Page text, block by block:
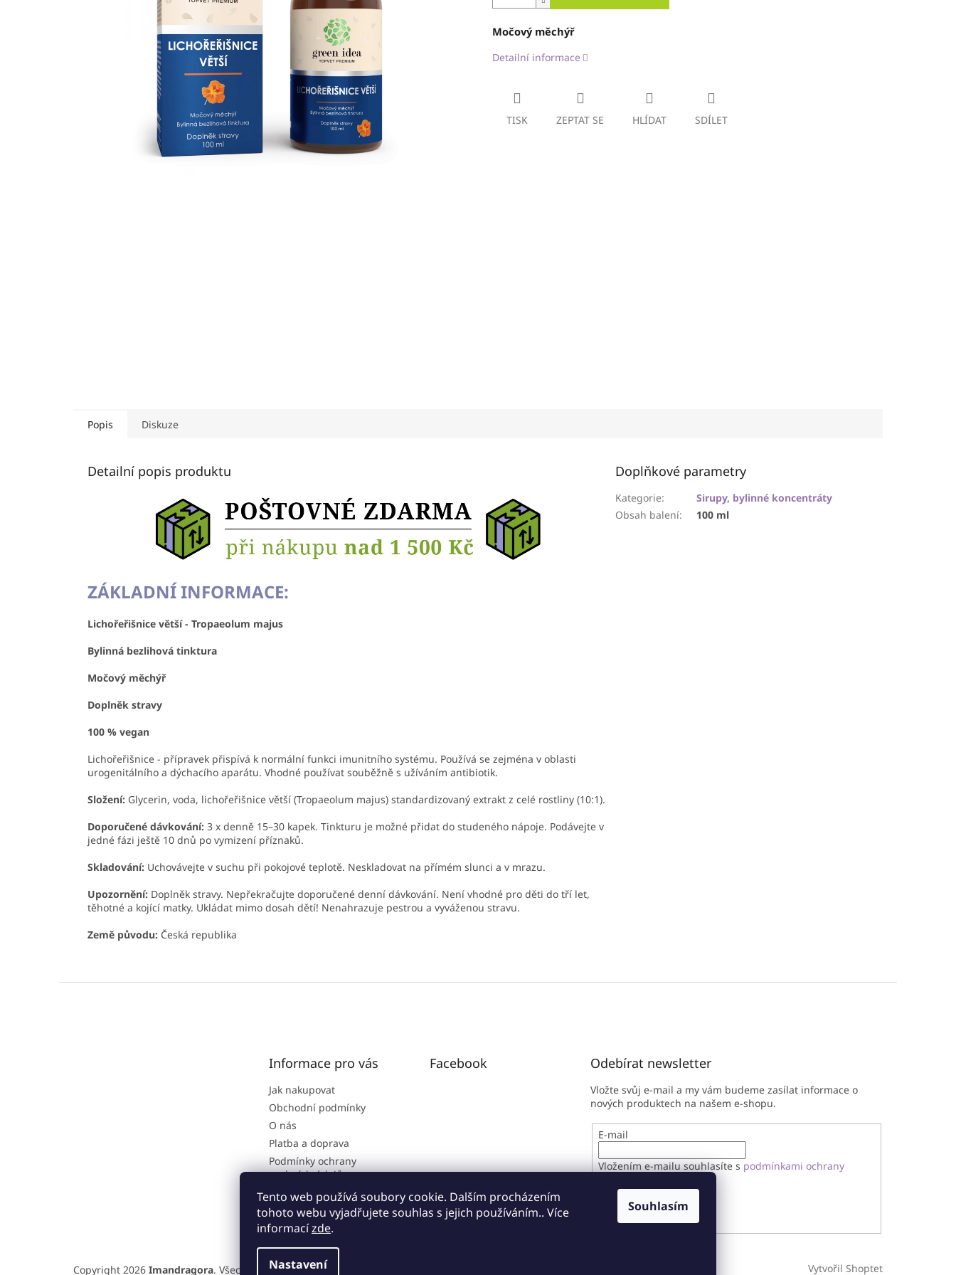
Tento web používá soubory cookie. Dalším procházením
tohoto webu vyjadřujete souhlas s jejich používáním.. Více
informacízde.
Nastavení
Souhlasím
Močový měchýř
Detailní informace
TISK ZEPTAT SE HLÍDAT SDÍLET
Popis Diskuze
Detailní popis produktu
ZÁKLADNÍ INFORMACE:
Lichořeřišnice větší - Tropaeolum majus
Bylinná bezlihová tinktura
Močový měchýř
Doplněk stravy
100 % vegan
Lichořeřišnice - přípravek přispívá k normální funkci imunitního systému. Používá se zejména v oblasti
urogenitálního a dýchacího aparátu. Vhodné používat souběžně s užíváním antibiotik.
Složení: Glycerin, voda, lichořeřišnice větší (Tropaeolum majus) standardizovaný extrakt z celé rostliny (10:1).
Doporučené dávkování: 3 x denně 15–30 kapek. Tinkturu je možné přidat do studeného nápoje. Podávejte v
jedné fázi ještě 10 dnů po vymizení příznaků.
Skladování: Uchovávejte v suchu při pokojové teplotě. Neskladovat na přímém slunci a v mrazu.
Upozornění: Doplněk stravy. Nepřekračujte doporučené denní dávkování. Není vhodné pro děti do tří let,
těhotné a kojící matky. Ukládat mimo dosah dětí! Nenahrazuje pestrou a vyváženou stravu.
Země původu: Česká republika
Doplňkové parametry
Kategorie:
Sirupy, bylinné koncentráty
Obsah balení: 100 ml
Informace pro vás
Jak nakupovat
Obchodní podmínky
O nás
Platba a doprava
Podmínky ochrany
osobních údajů
Reklamační řád
Facebook Odebírat newsletter
Vložte svůj e-mail a my vám budeme zasílat informace o
nových produktech na našem e-shopu.
E-mail
Vložením e-mailu souhlasíte s podmínkami ochrany
PŘIHLÁSIT SE
Vytvořil Shoptet
Copyright 2026 Imandragora. Všechna práva vyhrazena.